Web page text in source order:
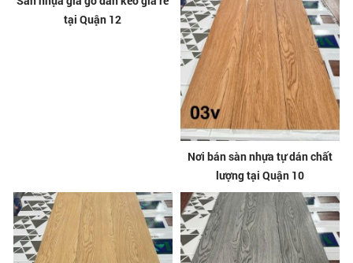
Nơi bán sàn nhựa tự dán chất
lượng tại Quận 10